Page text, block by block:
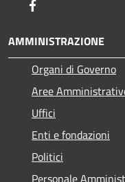
AMMINISTRAZIONE
Organi di Governo
Aree
Uffici
Enti e fondazioni
Politici